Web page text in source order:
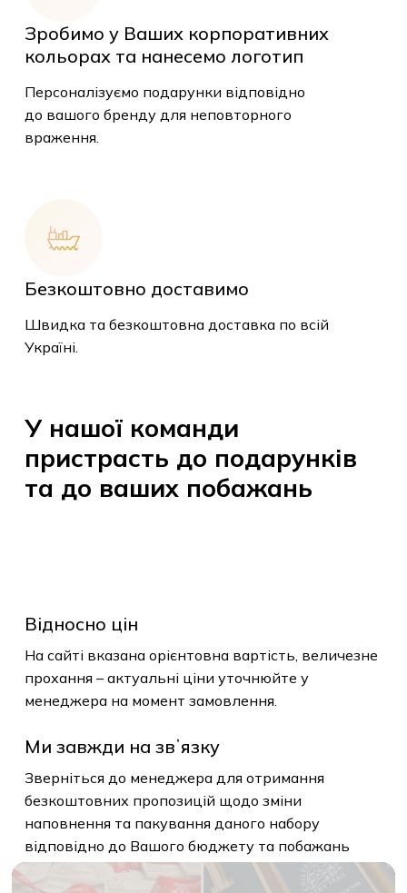
До Магазину
Зробимо у Ваших корпоративних
кольорах та нанесемо логотип
Персоналізуємо подарунки відповідно
до вашого бренду для неповторного
враження.
Безкоштовно доставимо
Швидка та безкоштовна доставка по всій
Україні.
У нашої команди
пристрасть до подарунків
та до ваших побажань
Відносно цін
На сайті вказана орієнтовна вартість, величезне
прохання – актуальні ціни уточнюйте у
менеджера на момент замовлення.
Ми завжди на звʼязку
Зверніться до менеджера для отримання
безкоштовних пропозицій щодо зміни
наповнення та пакування даного набору
відповідно до Вашого бюджету та побажань